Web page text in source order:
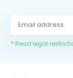
* Read legal